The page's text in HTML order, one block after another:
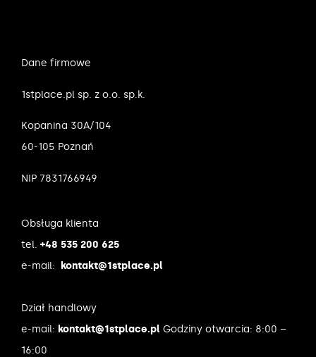
Dane firmowe
1stplace.pl sp. z o.o. sp.k.
Kopanina 30A/104
60-105 Poznań
NIP 7831766949
Obsługa klienta
tel. +48 535 200 625
e-mail:
kontakt@1stplace.pl
Dział handlowy
e-mail: kontakt@1stplace.pl Godziny otwarcia: 8:00 –
16:00